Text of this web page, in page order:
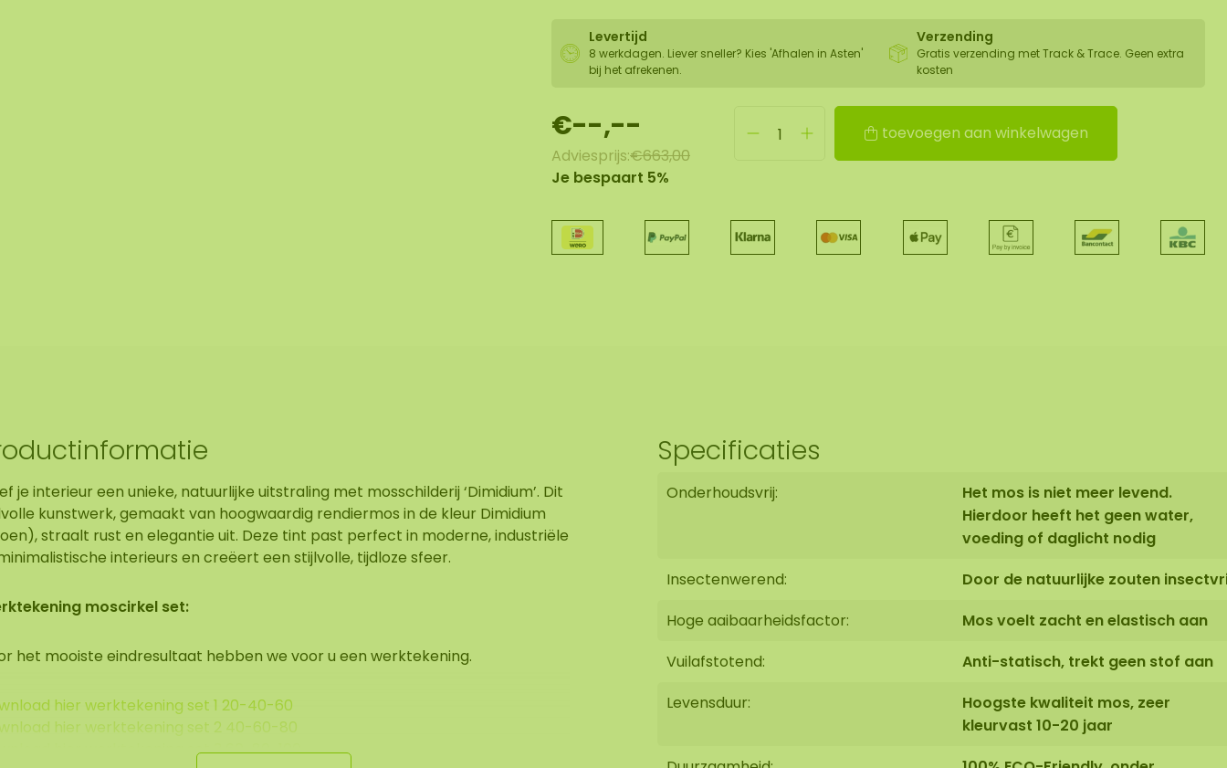
Levertijd
8 werkdagen. Liever sneller? Kies 'Afhalen in Asten'
bij het afrekenen.
Verzending
Gratis verzending met Track & Trace. Geen extra
kosten
€--,--
Adviesprijs:€663,00
Je bespaart 5%
toevoegen aan winkelwagen
je interieur een unieke, natuurlijke uitstraling met mosschilderij ‘Dimidium’. Dit
kunstwerk, gemaakt van hoogwaardig rendiermos in de kleur Dimidium
straalt rust en elegantie uit. Deze tint past perfect in moderne, industriële
interieurs en creëert een stijlvolle, tijdloze sfeer.
moscirkel set:
het mooiste eindresultaat hebben we voor u een werktekening.
hier werktekening set 1 20-40-60
hier werktekening set 2 40-60-80
hier werktekening set 3 60-80-100
Specificaties
Onderhoudsvrij:
Het mos is niet meer levend.
Hierdoor heeft het geen water,
voeding of daglicht nodig
Insectenwerend:
Door de natuurlijke zouten
Hoge aaibaarheidsfactor:
Mos voelt zacht en elastisch aan
Vuilafstotend:
Anti-statisch, trekt geen stof aan
Levensduur:
Hoogste kwaliteit mos, zeer
kleurvast 10-20 jaar